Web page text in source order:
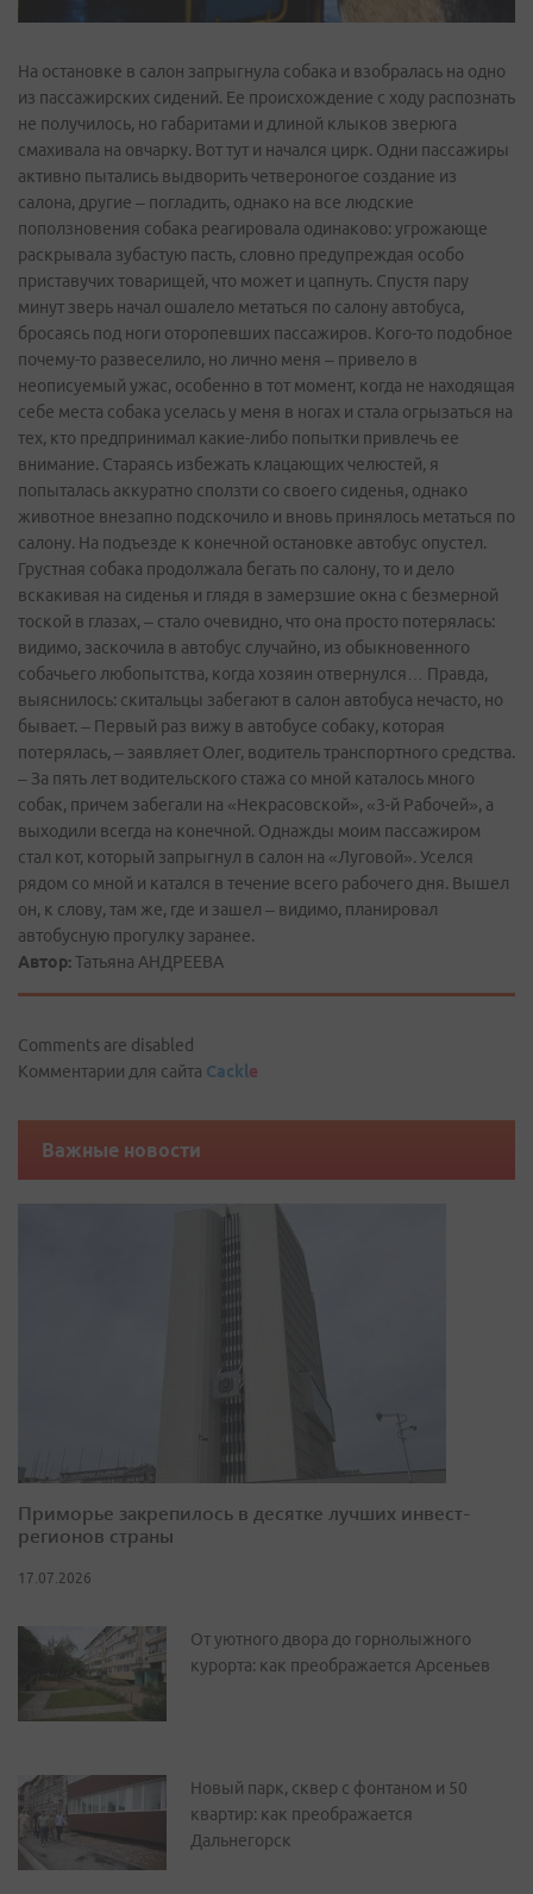
На остановке в салон запрыгнула собака и взобралась на одно
из пассажирских сидений. Ее происхождение с ходу распознать
не получилось, но габаритами и длиной клыков зверюга
смахивала на овчарку. Вот тут и начался цирк. Одни пассажиры
активно пытались выдворить четвероногое создание из
салона, другие – погладить, однако на все людские
поползновения собака реагировала одинаково: угрожающе
раскрывала зубастую пасть, словно предупреждая особо
приставучих товарищей, что может и цапнуть. Спустя пару
минут зверь начал ошалело метаться по салону автобуса,
бросаясь под ноги оторопевших пассажиров. Кого-то подобное
почему-то развеселило, но лично меня – привело в
неописуемый ужас, особенно в тот момент, когда не находящая
себе места собака уселась у меня в ногах и стала огрызаться на
тех, кто предпринимал какие-либо попытки привлечь ее
внимание. Стараясь избежать клацающих челюстей, я
попыталась аккуратно сползти со своего сиденья, однако
животное внезапно подскочило и вновь принялось метаться по
салону. На подъезде к конечной остановке автобус опустел.
Грустная собака продолжала бегать по салону, то и дело
вскакивая на сиденья и глядя в замерзшие окна с безмерной
тоской в глазах, – стало очевидно, что она просто потерялась:
видимо, заскочила в автобус случайно, из обыкновенного
собачьего любопытства, когда хозяин отвернулся… Правда,
выяснилось: скитальцы забегают в салон автобуса нечасто, но
бывает. – Первый раз вижу в автобусе собаку, которая
потерялась, – заявляет Олег, водитель транспортного средства.
– За пять лет водительского стажа со мной каталось много
собак, причем забегали на «Некрасовской», «3-й Рабочей», а
выходили всегда на конечной. Однажды моим пассажиром
стал кот, который запрыгнул в салон на «Луговой». Уселся
рядом со мной и катался в течение всего рабочего дня. Вышел
он, к слову, там же, где и зашел – видимо, планировал
автобусную прогулку заранее.
Автор:Татьяна АНДРЕЕВА
Comments are disabled
Комментарии для сайта Cackle
Важные новости
Приморье закрепилось в десятке лучших инвест-
регионов страны
17.07.2026
От уютного двора до горнолыжного
курорта: как преображается Арсеньев
Новый парк, сквер с фонтаном и 50
квартир: как преображается
Дальнегорск